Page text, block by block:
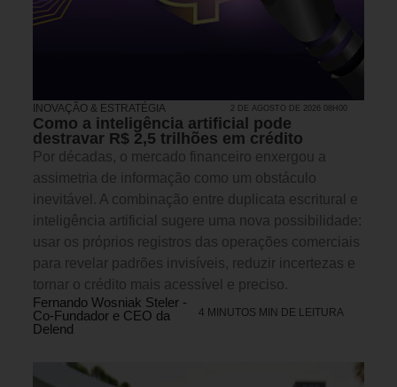
INOVAÇÃO & ESTRATÉGIA 2 DE AGOSTO DE 2026 08H00
Como a inteligência artificial pode
destravar R$ 2,5 trilhões em crédito
Por décadas, o mercado financeiro enxergou a
assimetria de informação como um obstáculo
inevitável. A combinação entre duplicata escritural e
inteligência artificial sugere uma nova possibilidade:
usar os próprios registros das operações comerciais
para revelar padrões invisíveis, reduzir incertezas e
tornar o crédito mais acessível e preciso.
Fernando Wosniak Steler -
Co-Fundador e CEO da
Delend
4 MINUTOS MIN DE LEITURA